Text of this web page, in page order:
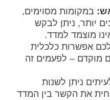
במקומות מסוימים,
יותר, ניתן לבקש
מוצמד למדד.
אפשרות כלכלית
מוקדם – לפעמים זה
ניתן לשנות
את הקשר בין המדד